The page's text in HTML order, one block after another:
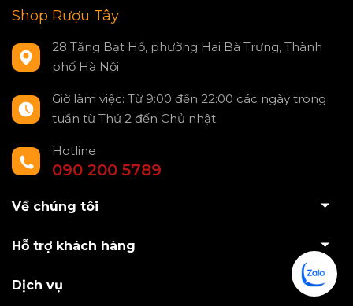
Shop Rượu Tây
28 Tăng Bạt Hổ, phường Hai Bà Trưng, Thành
phố Hà Nội
Giờ làm việc: Từ 9:00 đến 22:00 các ngày trong
tuần từ Thứ 2 đến Chủ nhật
Hotline
090 200 5789
Về chúng tôi
Hỗ trợ khách hàng
Dịch vụ